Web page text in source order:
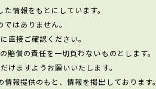
情報をもとにしています。
はありません。
直接ご確認ください。
償の責任を一切負わないものとします。
けますようお願いいたします。
報提供のもと、情報を掲出しております。